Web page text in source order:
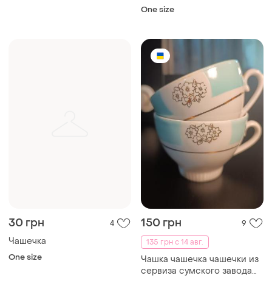
One size
30 грн 4
Чашечка
One size
150 грн
9
135 грн с 14 авг.
Чашка чашечка чашечки из
сервиза сумского завода